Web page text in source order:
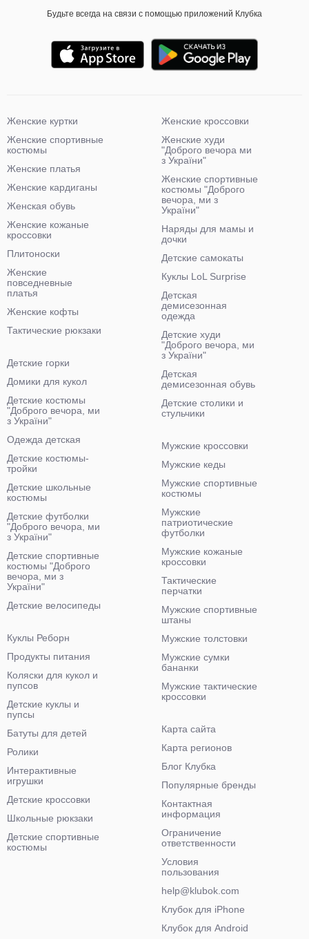
Будьте всегда на связи с помощью приложений Клубка
Женские куртки
Женские спортивные
костюмы
Женские платья
Женские кардиганы
Женская обувь
Женские кожаные
кроссовки
Плитоноски
Женские
повседневные
платья
Женские кофты
Тактические рюкзаки
Женские кроссовки
Женские худи
"Доброго вечора ми
з України"
Женские спортивные
костюмы "Доброго
вечора, ми з
України"
Наряды для мамы и
дочки
Детские самокаты
Куклы LoL Surprise
Детская
демисезонная
одежда
Детские худи
"Доброго вечора, ми
з України"
Детская
демисезонная обувь
Детские столики и
стульчики
Детские горки
Домики для кукол
Детские костюмы
"Доброго вечора, ми
з України"
Одежда детская
Детские костюмы-
тройки
Детские школьные
костюмы
Детские футболки
"Доброго вечора, ми
з України"
Детские спортивные
костюмы "Доброго
вечора, ми з
України"
Детские велосипеды
Мужские кроссовки
Мужские кеды
Мужские спортивные
костюмы
Мужские
патриотические
футболки
Мужские кожаные
кроссовки
Тактические
перчатки
Мужские спортивные
штаны
Мужские толстовки
Мужские сумки
бананки
Мужские тактические
кроссовки
Куклы Реборн
Продукты питания
Коляски для кукол и
пупсов
Детские куклы и
пупсы
Батуты для детей
Ролики
Интерактивные
игрушки
Детские кроссовки
Школьные рюкзаки
Детские спортивные
костюмы
Карта сайта
Карта регионов
Блог Клубка
Популярные бренды
Контактная
информация
Ограничение
ответственности
Условия
пользования
help@klubok.com
Клубок для iPhone
Клубок для Android